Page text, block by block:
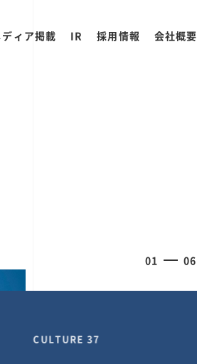
ィア掲載 IR 採用情報 会社概要
01 06
CULTURE 37